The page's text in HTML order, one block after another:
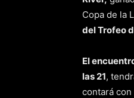
Copa de la
del Trofeo
El
las 21,
contará